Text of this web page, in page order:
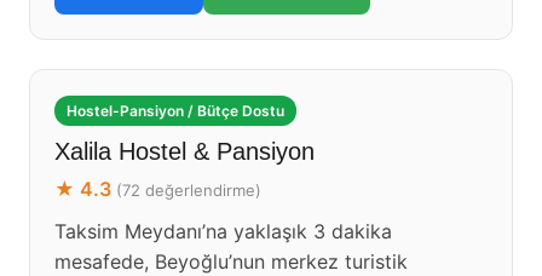
Hostel-Pansiyon / Bütçe Dostu
Xalila Hostel & Pansiyon
★ 4.3 (72 değerlendirme)
Taksim Meydanı’na yaklaşık 3 dakika
mesafede, Beyoğlu’nun merkez turistik